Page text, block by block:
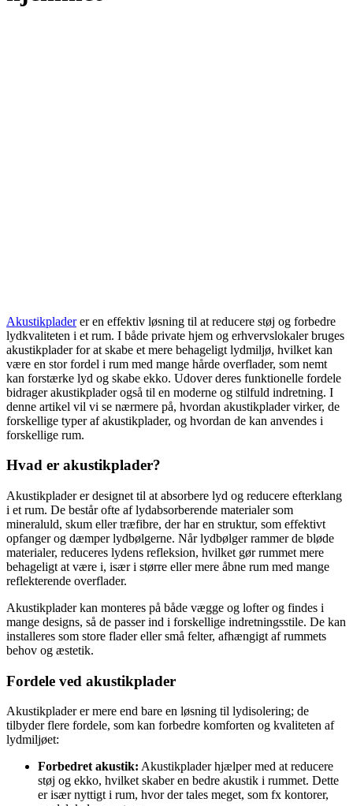
Akustikpladerer en effektiv løsning til at reducere støj og forbedre
lydkvaliteten i et rum. I både private hjem og erhvervslokaler bruges
akustikplader for at skabe et mere behageligt lydmiljø, hvilket kan
være en stor fordel i rum med mange hårde overflader, som nemt
kan forstærke lyd og skabe ekko. Udover deres funktionelle fordele
bidrager akustikplader også til en moderne og stilfuld indretning. I
denne artikel vil vi se nærmere på, hvordan akustikplader virker, de
forskellige typer af akustikplader, og hvordan de kan anvendes i
forskellige rum.
Hvad er akustikplader?
Akustikplader er designet til at absorbere lyd og reducere efterklang
i et rum. De består ofte af lydabsorberende materialer som
mineraluld, skum eller træfibre, der har en struktur, som effektivt
opfanger og dæmper lydbølgerne. Når lydbølger rammer de bløde
materialer, reduceres lydens refleksion, hvilket gør rummet mere
behageligt at være i, især i større eller mere åbne rum med mange
reflekterende overflader.
Akustikplader kan monteres på både vægge og lofter og findes i
mange designs, så de passer ind i forskellige indretningsstile. De kan
installeres som store flader eller små felter, afhængigt af rummets
behov og æstetik.
Fordele ved akustikplader
Akustikplader er mere end bare en løsning til lydisolering; de
tilbyder flere fordele, som kan forbedre komforten og kvaliteten af
lydmiljøet:
Forbedret akustik: Akustikplader hjælper med at reducere
støj og ekko, hvilket skaber en bedre akustik i rummet. Dette
er især nyttigt i rum, hvor der tales meget, som fx kontorer,